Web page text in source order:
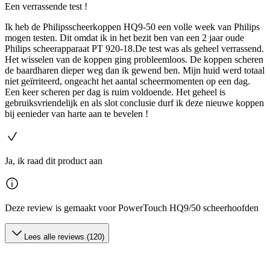
Een verrassende test !
Ik heb de Philipsscheerkoppen HQ9-50 een volle week van Philips
mogen testen. Dit omdat ik in het bezit ben van een 2 jaar oude
Philips scheerapparaat PT 920-18.De test was als geheel verrassend.
Het wisselen van de koppen ging probleemloos. De koppen scheren
de baardharen dieper weg dan ik gewend ben. Mijn huid werd totaal
niet geïrriteerd, ongeacht het aantal scheermomenten op een dag.
Een keer scheren per dag is ruim voldoende. Het geheel is
gebruiksvriendelijk en als slot conclusie durf ik deze nieuwe koppen
bij eenieder van harte aan te bevelen !
Ja, ik raad dit product aan
Deze review is gemaakt voor PowerTouch HQ9/50 scheerhoofden
Lees alle reviews (120)